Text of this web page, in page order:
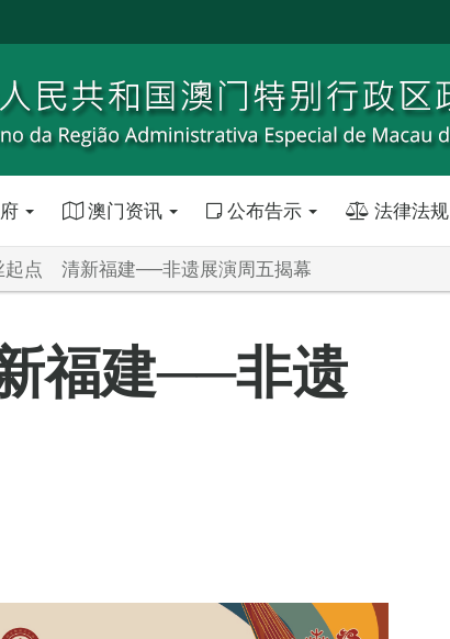
澳门资讯 公布告示 法律法规
起点 清新福建──非遗展演周五揭幕
福建──非遗